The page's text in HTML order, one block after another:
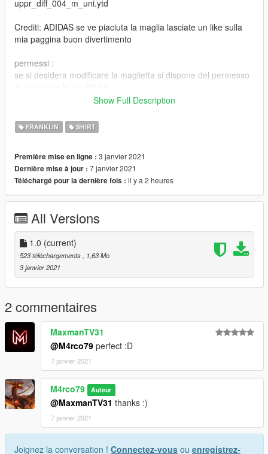
uppr_diff_004_m_uni.ytd
Crediti: ADIDAS se ve piaciuta la maglia lasciate un like sulla
mia paggina buon divertimento
permessi :
se si desidera modificare la maglietta si dispone del permesso
ENGLISH
file path
GTA
V/x64v.rpf/models/cdimages/streamedpeds_players.rpf/player_
one
T-Shirt
uppr_diff_004_m_uni.ytd
Credits: ADIDAS if you like the t-shirt leaves a like I would love
good game
Permits:
if you want to change the t-shirt you have permission to make
the changes
Show Full Description
FRANKLIN SHIRT
Première mise en ligne : 3 janvier 2021
Dernière mise à jour : 7 janvier 2021
Téléchargé pour la dernière fois : il y a 2 heures
All Versions
1.0 (current)
523 téléchargements
, 1,63 Mo
3 janvier 2021
2 commentaires
MaxmanTV31
@M4rco79 perfect :D
7 janvier 2021
M4rco79 Auteur
@MaxmanTV31 thanks :)
7 janvier 2021
Joignez la conversation ! Connectez-vous ou enregistrez-